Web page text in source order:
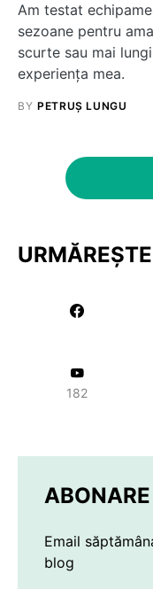
Am testat
sezoane pentru
scurte sau mai
experiența mea.
BY PETRUȘ LUNGU
182
Email
blog